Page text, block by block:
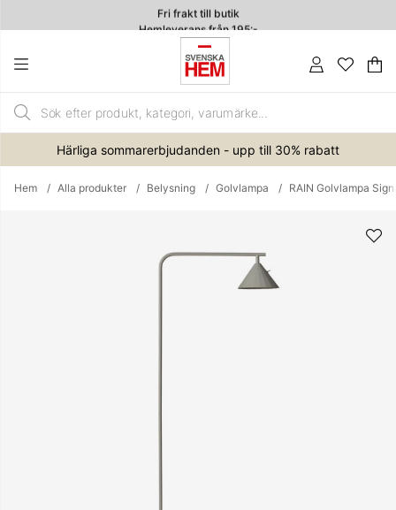
Fri frakt till butik
Hemleverans från 195:-
4.7
.
Härliga sommarerbjudanden - upp till 30% rabatt
Hem Alla produkter Belysning Golvlampa RAIN Golvlampa